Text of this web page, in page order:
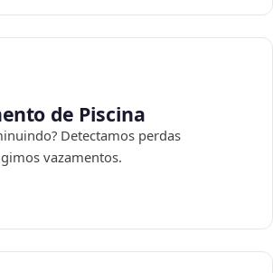
de Piscina
Detectamos perdas
vazamentos.